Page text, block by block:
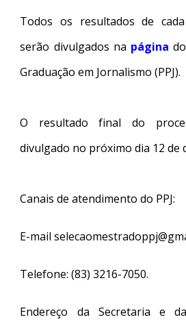
Todos os resultados de
serão divulgados na página
Graduação em Jornalismo (PPJ).
O resultado final do
divulgado no próximo dia 12 de
Canais de atendimento do PPJ:
E-mail
Telefone: (83) 3216-7050.
Endereço da Secretaria e